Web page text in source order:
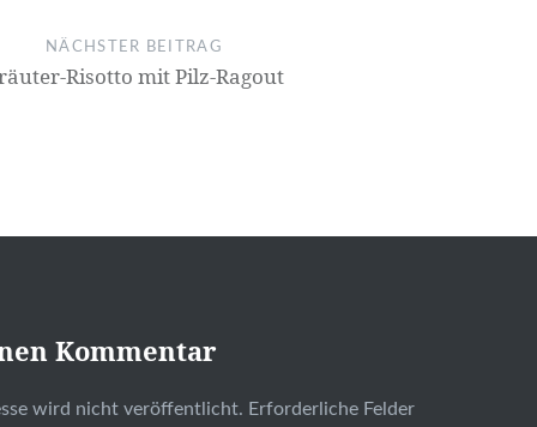
NÄCHSTER BEITRAG
Risotto mit Pilz-Ragout
Kommentar
wird nicht veröffentlicht. Erforderliche Felder